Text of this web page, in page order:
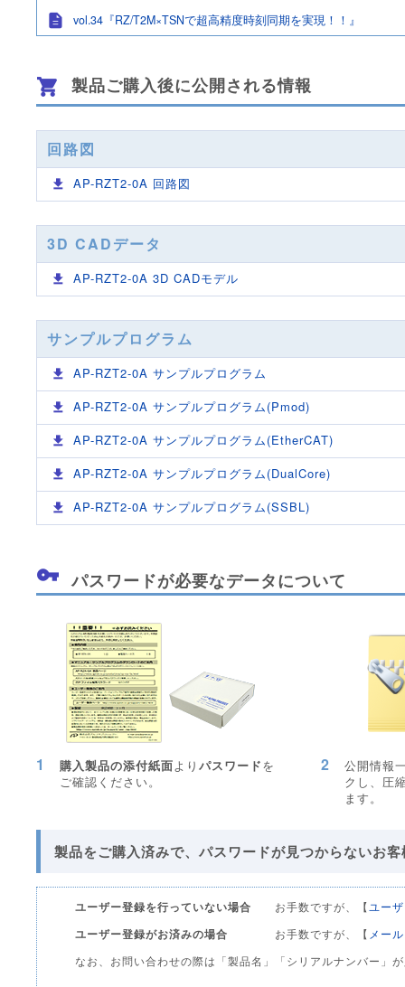
vol.34『RZ/T2M×TSNで超高精度時刻同期を実現！！』
製品ご購入後に公開される情報
回路図
AP-RZT2-0A 回路図
3D CADデータ
AP-RZT2-0A 3D CADモデル
サンプルプログラム
AP-RZT2-0A サンプルプログラム
AP-RZT2-0A サンプルプログラム(Pmod)
AP-RZT2-0A サンプルプログラム(EtherCAT)
AP-RZT2-0A サンプルプログラム(DualCore)
AP-RZT2-0A サンプルプログラム(SSBL)
パスワードが必要なデータについて
1 購入製品の添付紙面より パスワードを
ご確認ください。
2
公開情報
クし、圧
ます。
製品をご購入済みで、パスワードが見つからないお客
ユーザー登録を行っていない場合 お手数ですが、【 ユー
ユーザー登録がお済みの場合 お手数ですが、【 メー
なお、お問い合わせの際は「製品名」「シリアルナンバー」